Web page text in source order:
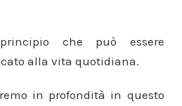
che può essere
alla vita quotidiana.
in profondità in questo